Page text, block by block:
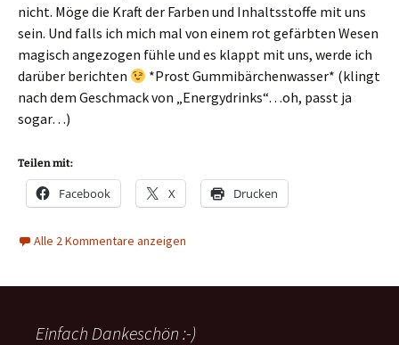
nicht. Möge die Kraft der Farben und Inhaltsstoffe mit uns
sein. Und falls ich mich mal von einem rot gefärbten Wesen
magisch angezogen fühle und es klappt mit uns, werde ich
darüber berichten
*Prost Gummibärchenwasser* (klingt
nach dem Geschmack von „Energydrinks“…oh, passt ja
sogar…)
Teilen mit:
Facebook X Drucken
Alle 2 Kommentare anzeigen
Einfach Dankeschön :-)